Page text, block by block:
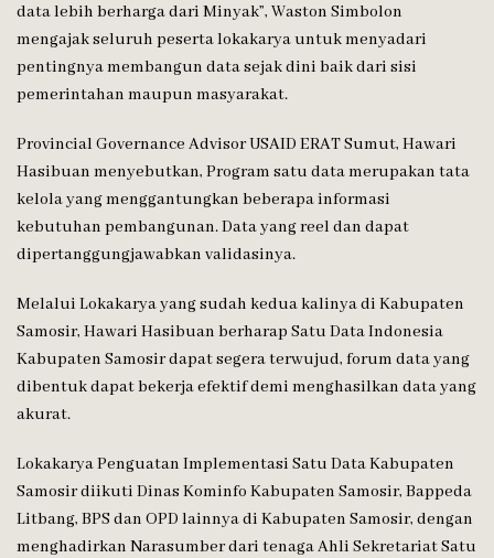
data lebih berharga dari Minyak”, Waston Simbolon
mengajak seluruh peserta lokakarya untuk menyadari
pentingnya membangun data sejak dini baik dari sisi
pemerintahan maupun masyarakat.
Provincial Governance Advisor USAID ERAT Sumut, Hawari
Hasibuan menyebutkan, Program satu data merupakan tata
kelola yang menggantungkan beberapa informasi
kebutuhan pembangunan. Data yang reel dan dapat
dipertanggungjawabkan validasinya.
Melalui Lokakarya yang sudah kedua kalinya di Kabupaten
Samosir, Hawari Hasibuan berharap Satu Data Indonesia
Kabupaten Samosir dapat segera terwujud, forum data yang
dibentuk dapat bekerja efektif demi menghasilkan data yang
akurat.
Lokakarya Penguatan Implementasi Satu Data Kabupaten
Samosir diikuti Dinas Kominfo Kabupaten Samosir, Bappeda
Litbang, BPS dan OPD lainnya di Kabupaten Samosir, dengan
menghadirkan Narasumber dari tenaga Ahli Sekretariat Satu